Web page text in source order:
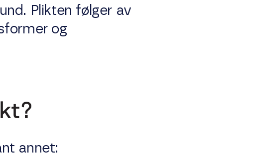
Plikten følger av
og
annet: